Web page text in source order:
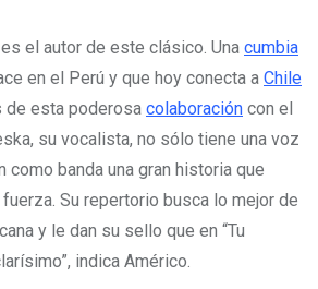
el autor de este clásico. Una cumbia
en el Perú y que hoy conecta a Chile
de esta poderosa colaboración con el
su vocalista, no sólo tiene una voz
como banda una gran historia que
Su repertorio busca lo mejor de
y le dan su sello que en “Tu
indica Américo.